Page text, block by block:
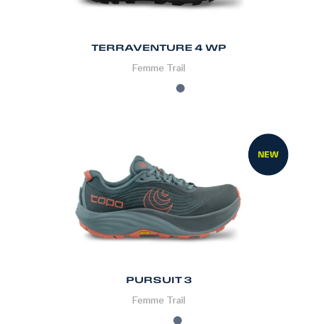
TERRAVENTURE 4 WP
Femme Trail
PURSUIT 3
Femme Trail